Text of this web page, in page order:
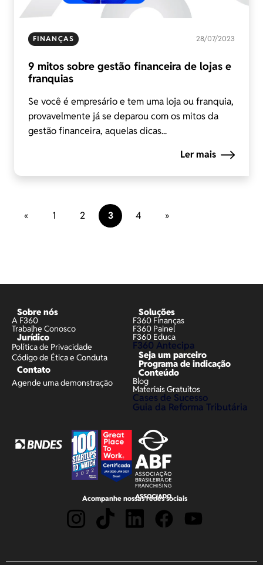
FINANÇAS 28/07/2023
9 mitos sobre gestão financeira de lojas e
franquias
Se você é empresário e tem uma loja ou franquia,
provavelmente já se deparou com os mitos da
gestão financeira, aquelas dicas...
Ler mais
« 1 2 3 4 »
Sobre nós
A F360
Trabalhe Conosco
Jurídico
Política de Privacidade
Código de Ética e Conduta
Contato
Agende uma demonstração
Soluções
F360 Finanças
F360 Painel
F360 Educa
F360 Antecipa
Seja um parceiro
Programa de indicação
Conteúdo
Blog
Materiais Gratuitos
Cases de Sucesso
Guia da Reforma Tributária
Acompanhe nossas redes sociais